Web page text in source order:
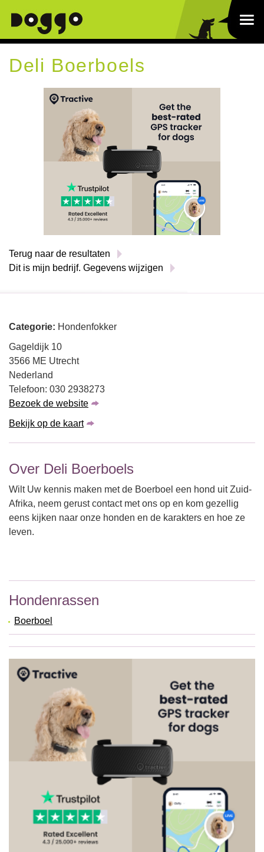
Deli Boerboels
Terug naar de resultaten
Dit is mijn bedrijf. Gegevens wijzigen
Categorie: Hondenfokker
Gageldijk 10
3566 ME Utrecht
Nederland
Telefoon: 030 2938273
Bezoek de website
Bekijk op de kaart
Over Deli Boerboels
Wilt Uw kennis maken met de Boerboel een hond uit Zuid-
Afrika, neem gerust contact met ons op en kom gezellig
eens kijken naar onze honden en de karakters en hoe ze
leven.
Hondenrassen
Boerboel